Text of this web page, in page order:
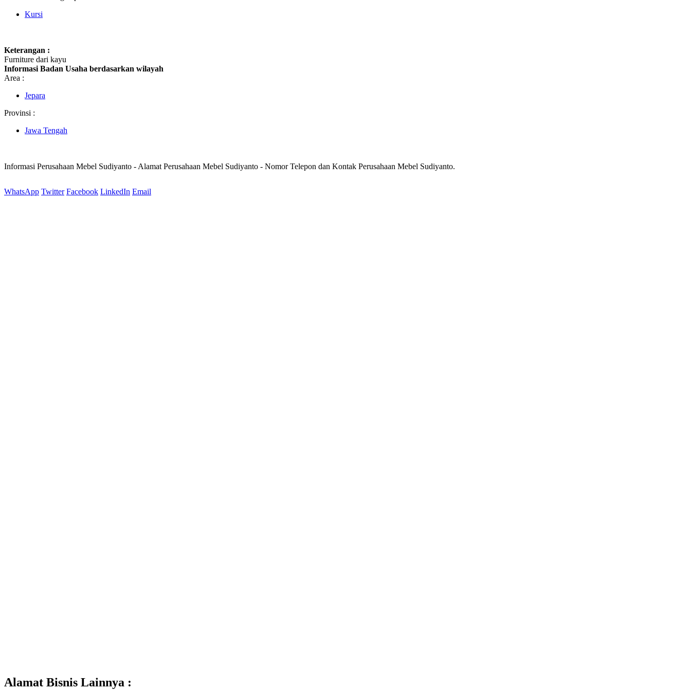
Kursi
Keterangan :
Furniture dari kayu
Informasi Badan Usaha berdasarkan wilayah
Area :
Jepara
Provinsi :
Jawa Tengah
Informasi Perusahaan Mebel Sudiyanto - Alamat Perusahaan Mebel Sudiyanto - Nomor Telepon dan Kontak Perusahaan Mebel Sudiyanto.
WhatsApp Twitter Facebook LinkedIn Email
Alamat Bisnis Lainnya :